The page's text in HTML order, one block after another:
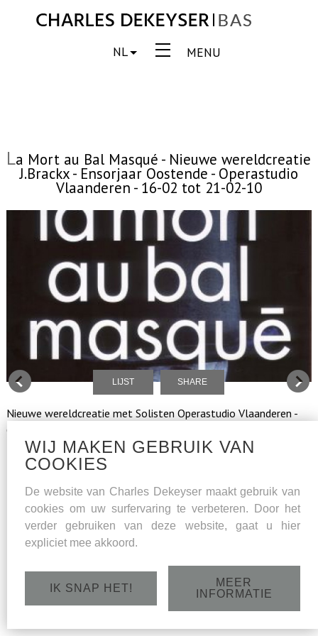
MENU
NL
La Mort au Bal Masqué - Nieuwe wereldcreatie
J.Brackx - Ensorjaar Oostende - Operastudio
Vlaanderen - 16-02 tot 21-02-10
LIJST SHARE
Nieuwe wereldcreatie met Solisten Operastudio Vlaanderen -
Operastudio Gent en Vrijstaat O Oostende
WIJ MAKEN GEBRUIK VAN
COOKIES
De website van Charles Dekeyser maakt gebruik van
cookies om uw surfervaring te verbeteren. Door het
verder gebruiken van deze website, gaat u hier
expliciet mee akkoord.
IK SNAP HET!
MEER
INFORMATIE